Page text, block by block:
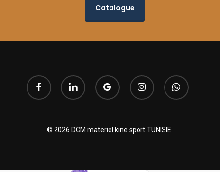
Catalogue
facebook linkedin
google-
plus
instagram whatsapp
© 2026 DCM materiel kine sport TUNISIE.